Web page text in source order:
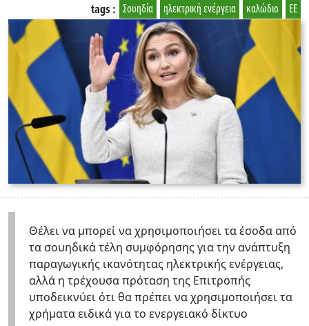
ΕΕ
καλώδιο
ηλεκτρική ενέργεια
Σουηδία
tags :
Θέλει να μπορεί να χρησιμοποιήσει τα έσοδα από
τα σουηδικά τέλη συμφόρησης για την ανάπτυξη
παραγωγικής ικανότητας ηλεκτρικής ενέργειας,
αλλά η τρέχουσα πρόταση της Επιτροπής
υποδεικνύει ότι θα πρέπει να χρησιμοποιήσει τα
χρήματα ειδικά για το ενεργειακό δίκτυο